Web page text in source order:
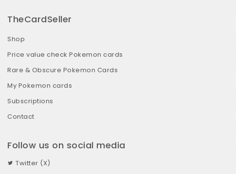
TheCardSeller
Shop
Price value check Pokemon cards
Rare & Obscure Pokemon Cards
My Pokemon cards
Subscriptions
Contact
Follow us on social media
Twitter (X)